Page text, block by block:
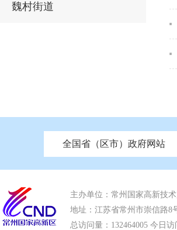
魏村街道
全国省（区市）政府网站
北京 天津 重庆 河南
中国江苏 南京市政府
市发改委 市工信局 市教育
市应急管理局 市审计局
主办单位：常州国家高新技
地址：江苏省常州市崇信路8
总访问量： 132464005 今日访